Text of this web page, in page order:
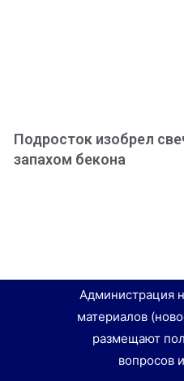
Подросток изобрел
запахом бекона
Администрация
материалов
размещают
вопросов